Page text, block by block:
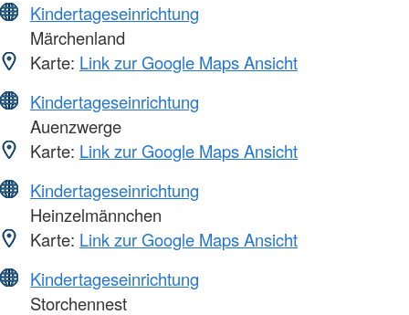
Kindertageseinrichtung
Märchenland
Karte: Link zur Google Maps Ansicht
Kindertageseinrichtung
Auenzwerge
Karte: Link zur Google Maps Ansicht
Kindertageseinrichtung
Heinzelmännchen
Karte: Link zur Google Maps Ansicht
Kindertageseinrichtung
Storchennest